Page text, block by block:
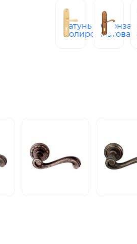
латунь
полированная
бронза
матовая